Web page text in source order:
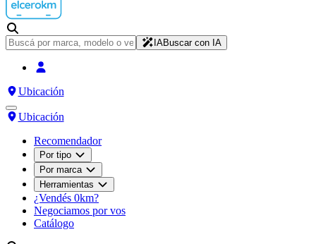
IABuscar con IA
Ubicación
Ubicación
Recomendador
Por tipo
Por marca
Herramientas
¿Vendés 0km?
Negociamos por vos
Catálogo